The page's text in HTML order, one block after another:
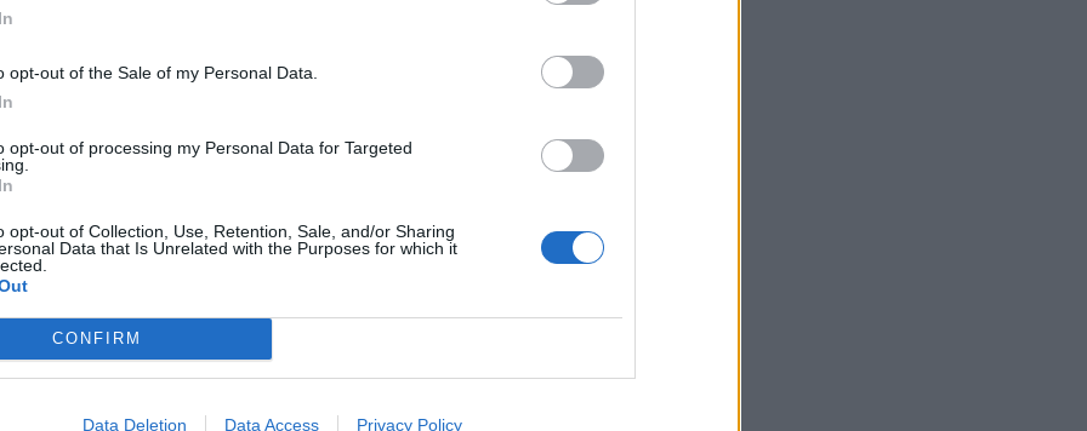
opt-out of the Sale of my Personal Data.
opt-out of processing my Personal Data for Targeted
opt-out of Collection, Use, Retention, Sale, and/or Sharing
Data that Is Unrelated with the Purposes for which it
CONFIRM
Data Deletion Data Access Privacy Policy
une batterie de 81,4 kWh, elle promet une
l’Année 2026 aura lieu lors du salon de Bruxelles,